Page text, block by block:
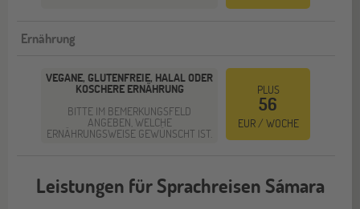
Ernährung
VEGANE, GLUTENFREIE, HALAL ODER
KOSCHERE ERNÄHRUNG
BITTE IM BEMERKUNGSFELD
ANGEBEN, WELCHE
ERNÄHRUNGSWEISE GEWÜNSCHT IST.
PLUS
56
EUR / WOCHE
Leistungen für Sprachreisen Sámara